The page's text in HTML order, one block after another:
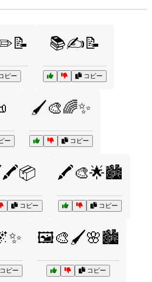
ピー
📚✍️📝
コピー
ー
🖌️🎨🌈✨
コピー
コピー
🖍️🎨🌟🏙️
コピー
ピー
🖼️🎨🖌️🌸🏙️
コピー